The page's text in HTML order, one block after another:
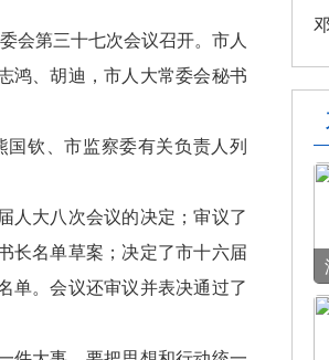
会第三十七次会议召开。市人
鸿、胡迪，市人大常委会秘书
钦、市监察委有关负责人列
人大八次会议的决定；审议了
长名单草案；决定了市十六届
单。会议还审议并表决通过了